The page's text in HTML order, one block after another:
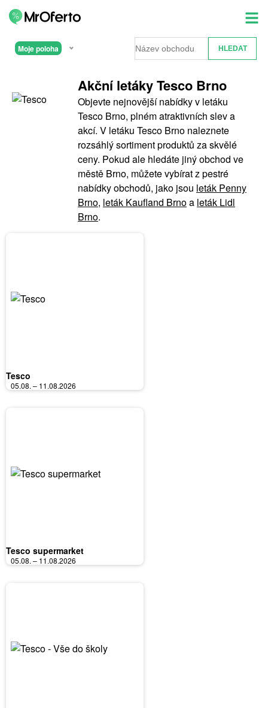
Moje poloha
Akční letáky Tesco Brno
Objevte nejnovější nabídky v letáku
Tesco Brno, plném atraktivních slev a
akcí. V letáku Tesco Brno naleznete
rozsáhlý sortiment produktů za skvělé
ceny. Pokud ale hledáte jiný obchod ve
městě Brno, můžete vybírat z pestré
nabídky obchodů, jako jsou leták Penny
Brno, leták Kaufland Brnoa leták Lidl
Brno.
Tesco
05.08. – 11.08.2026
Tesco supermarket
05.08. – 11.08.2026